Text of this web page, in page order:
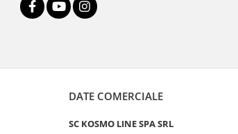
DATE COMERCIALE
SC KOSMO LINE SPA SRL